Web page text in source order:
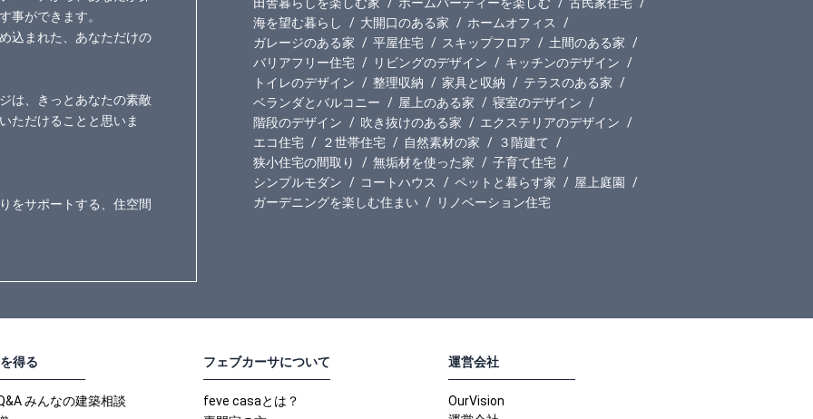
事ができます。
込まれた、あなただけの
は、きっとあなたの素敵
ただけることと思いま
をサポートする、住空間
海を望む暮らし
大開口のある家
ホームオフィス
ガレージのある家
平屋住宅 スキップフロア
土間のある家
バリアフリー住宅
リビングのデザイン
キッチンのデザイン
トイレのデザイン
整理収納 家具と収納
テラスのある家
ベランダとバルコニー
屋上のある家
寝室のデザイン
階段のデザイン
吹き抜けのある家
エクステリアのデザイン
エコ住宅
２世帯住宅 自然素材の家
３階建て
狭小住宅の間取り
無垢材を使った家
子育て住宅
シンプルモダン
コートハウス ペットと暮らす家
屋上庭園
ガーデニングを楽しむ住まい
リノベーション住宅
得る
みんなの建築相談
フェブカーサについて
feve casaとは？
運営会社
OurVision